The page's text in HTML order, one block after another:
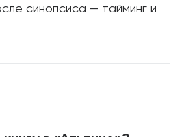
синопсиса — тайминг и